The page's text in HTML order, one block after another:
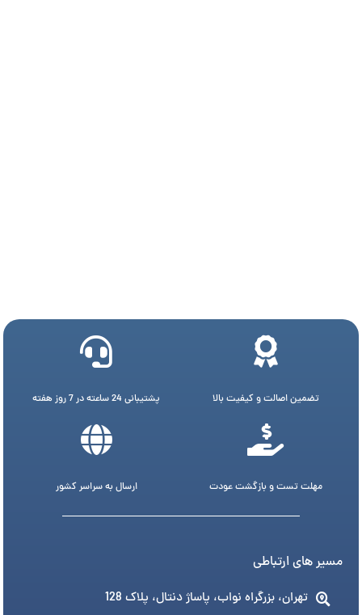
تضمین اصالت و کیفیت بالا پشتیبانی 24 ساعته در 7 روز هفته
مهلت تست و بازگشت عودت ارسال به سراسر کشور
مسیر های ارتباطی
تهران، بزرگراه نواب، پاساژ دنتال، پلاک 128